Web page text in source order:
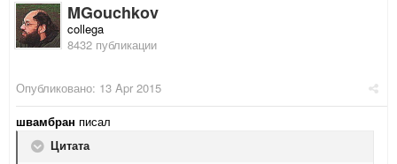
MGouchkov
collega
8432 публикации
Опубликовано: 13 Apr 2015
швамбран писал
Цитата